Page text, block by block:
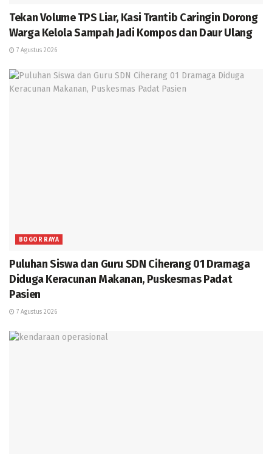
Tekan Volume TPS Liar, Kasi Trantib Caringin Dorong
Warga Kelola Sampah Jadi Kompos dan Daur Ulang
7 Agustus 2026
BOGOR RAYA
Puluhan Siswa dan Guru SDN Ciherang 01 Dramaga
Diduga Keracunan Makanan, Puskesmas Padat
Pasien
7 Agustus 2026